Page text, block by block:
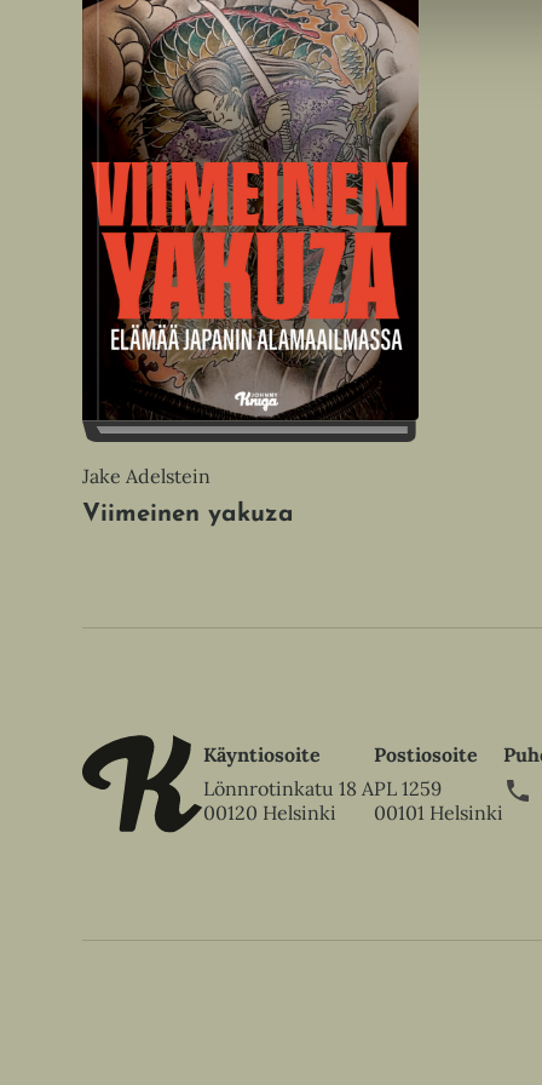
Jake Adelstein
Viimeinen yakuza
Käyntiosoite
Lönnrotinkatu 18 A
00120 Helsinki
Postiosoite
PL 1259
00101 Helsinki